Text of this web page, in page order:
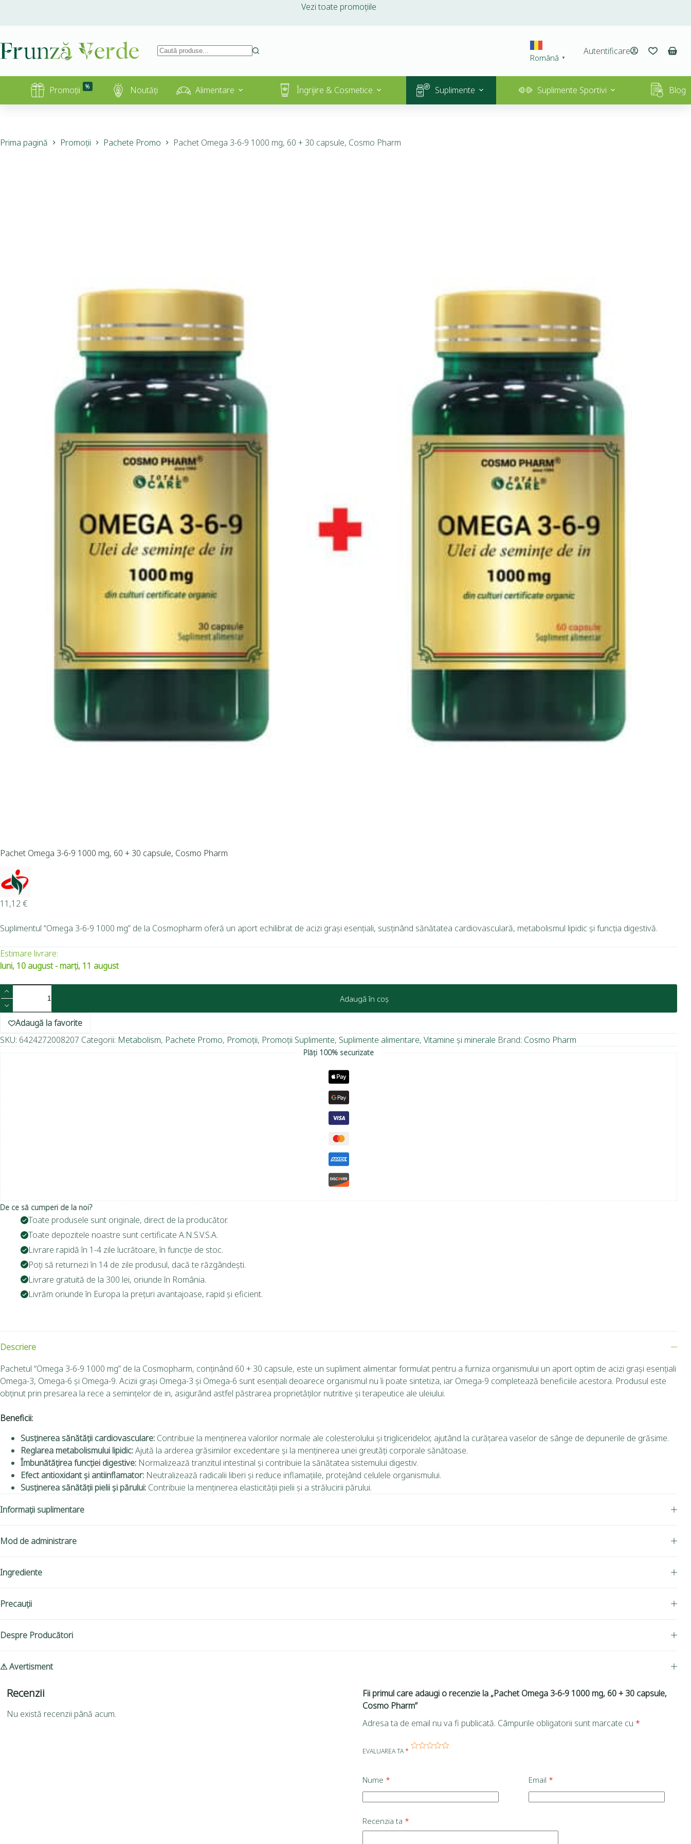
Vezi toate promoțiile
Română ▼
Autentificare
Promoții % Noutăți Alimentare Îngrijire & Cosmetice Suplimente Suplimente Sportivi Blog
Prima pagină Promoții Pachete Promo Pachet Omega 3-6-9 1000 mg, 60 + 30 capsule, Cosmo Pharm
Pachet Omega 3-6-9 1000 mg, 60 + 30 capsule, Cosmo Pharm
11,12€
Suplimentul “Omega 3-6-9 1000 mg” de la Cosmopharm oferă un aport echilibrat de acizi grași esențiali, susținând sănătatea cardiovasculară, metabolismul lipidic și funcția digestivă.
Estimare livrare:
luni, 10 august - marți, 11 august
Adaugă în coș
Adaugă la favorite
SKU: 6424272008207 Categorii: Metabolism, Pachete Promo, Promoții, Promoții Suplimente, Suplimente alimentare, Vitamine și minerale Brand: Cosmo Pharm
Plăți 100% securizate
De ce să cumperi de la noi?
Toate produsele sunt originale, direct de la producător.
Toate depozitele noastre sunt certificate A.N.S.V.S.A.
Livrare rapidă în 1-4 zile lucrătoare, în funcție de stoc.
Poți să returnezi în 14 de zile produsul, dacă te răzgândești.
Livrare gratuită de la 300 lei, oriunde în România.
Livrăm oriunde în Europa la prețuri avantajoase, rapid și eficient.
Descriere
Pachetul “Omega 3-6-9 1000 mg” de la Cosmopharm, conținând 60 + 30 capsule, este un supliment alimentar formulat pentru a furniza organismului un aport optim de acizi grași esențiali
Omega-3, Omega-6 și Omega-9. Acizii grași Omega-3 și Omega-6 sunt esențiali deoarece organismul nu îi poate sintetiza, iar Omega-9 completează beneficiile acestora. Produsul este
obținut prin presarea la rece a semințelor de in, asigurând astfel păstrarea proprietăților nutritive și terapeutice ale uleiului.
Beneficii:
Susținerea sănătății cardiovasculare: Contribuie la menținerea valorilor normale ale colesterolului și trigliceridelor, ajutând la curățarea vaselor de sânge de depunerile de grăsime.
Reglarea metabolismului lipidic:Ajută la arderea grăsimilor excedentare și la menținerea unei greutăți corporale sănătoase.
Îmbunătățirea funcției digestive: Normalizează tranzitul intestinal și contribuie la sănătatea sistemului digestiv.
Efect antioxidant și antiinflamator: Neutralizează radicalii liberi și reduce inflamațiile, protejând celulele organismului.
Susținerea sănătății pielii și părului: Contribuie la menținerea elasticității pielii și a strălucirii părului.
Informații suplimentare
Mod de administrare
Ingrediente
Precauții
Despre Producători
⚠ Avertisment
Recenzii
Nu există recenzii până acum.
Fii primul care adaugi o recenzie la „Pachet Omega 3-6-9 1000 mg, 60 + 30 capsule,
Cosmo Pharm”
Adresa ta de email nu va fi publicată. Câmpurile obligatorii sunt marcate cu *
EVALUAREA TA*
Nume * Email *
Recenzia ta *